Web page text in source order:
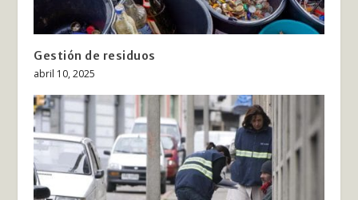
Gestión de residuos
abril 10, 2025